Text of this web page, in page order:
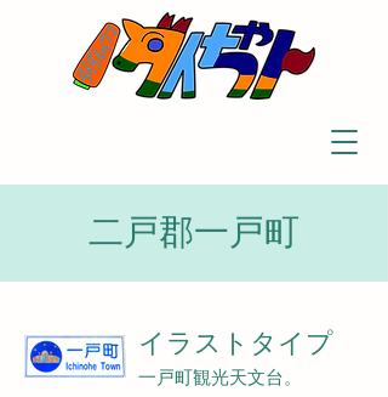
二戸郡一戸町
イラストタイプ
一戸町観光天文台。